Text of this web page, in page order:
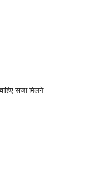
सजा मिलने